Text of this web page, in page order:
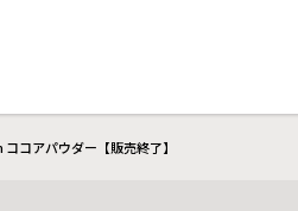
コアパウダー【販売終了】